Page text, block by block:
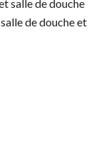
salle de douche
de douche et